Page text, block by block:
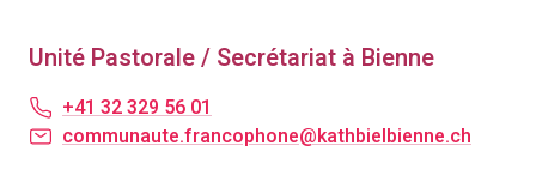
Unité Pastorale / Secrétariat à Bienne
+41 32 329 56 01
communaute.francophone@kathbielbienne.ch